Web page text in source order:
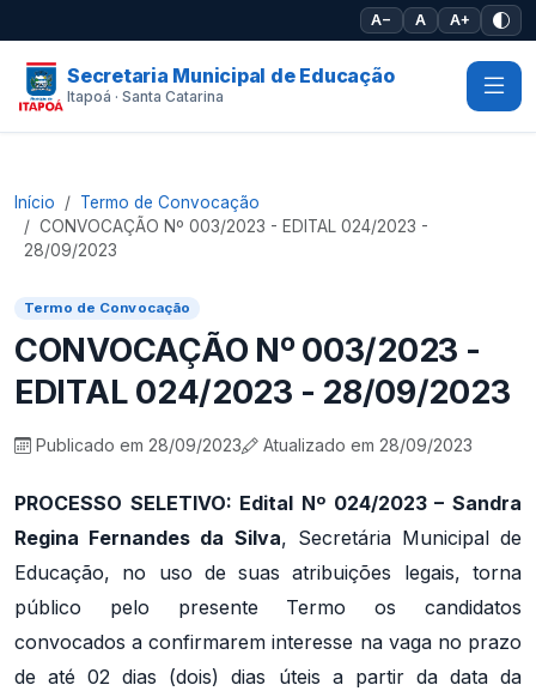
A− A A+
Secretaria Municipal de Educação
Itapoá · Santa Catarina
Início
Termo de Convocação
CONVOCAÇÃO Nº 003/2023 - EDITAL 024/2023 -
28/09/2023
Termo de Convocação
CONVOCAÇÃO Nº 003/2023 -
EDITAL 024/2023 - 28/09/2023
Publicado em 28/09/2023 Atualizado em 28/09/2023
PROCESSO SELETIVO: Edital Nº 024/2023 – Sandra
Regina Fernandes da Silva, Secretária Municipal de
Educação, no uso de suas atribuições legais, torna
público pelo presente Termo os candidatos
convocados a confirmarem interesse na vaga no prazo
de até 02 dias (dois) dias úteis a partir da data da